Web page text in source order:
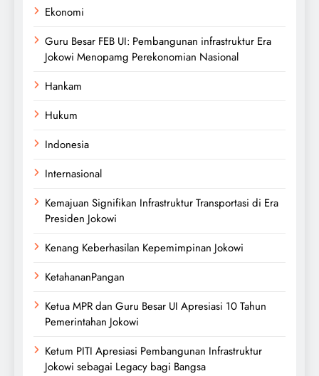
Ekonomi
Guru Besar FEB UI: Pembangunan infrastruktur Era
Jokowi Menopamg Perekonomian Nasional
Hankam
Hukum
Indonesia
Internasional
Kemajuan Signifikan Infrastruktur Transportasi di Era
Presiden Jokowi
Kenang Keberhasilan Kepemimpinan Jokowi
KetahananPangan
Ketua MPR dan Guru Besar UI Apresiasi 10 Tahun
Pemerintahan Jokowi
Ketum PITI Apresiasi Pembangunan Infrastruktur
Jokowi sebagai Legacy bagi Bangsa